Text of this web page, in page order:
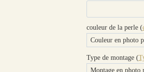
couleur de la perle (
Type de montage (